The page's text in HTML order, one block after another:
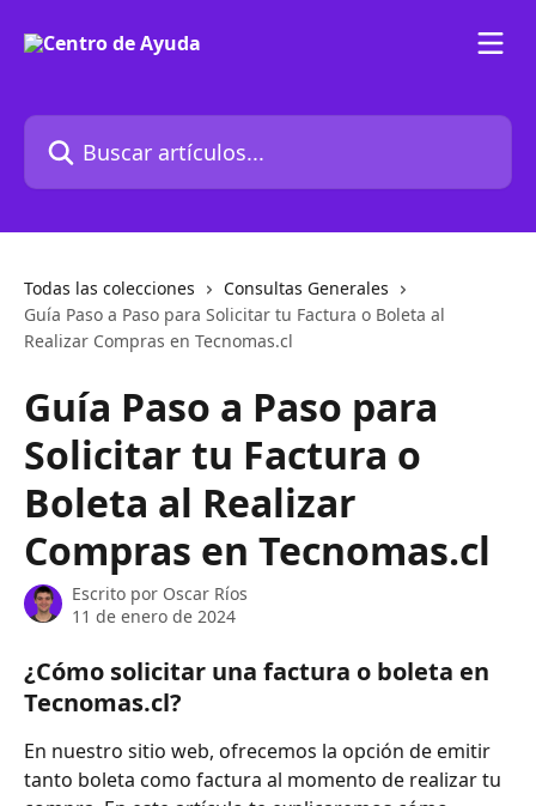
Buscar artículos...
Todas las colecciones
Consultas Generales
Guía Paso a Paso para Solicitar tu Factura o Boleta al
Realizar Compras en Tecnomas.cl
Guía Paso a Paso para
Solicitar tu Factura o
Boleta al Realizar
Compras en Tecnomas.cl
Escrito por Oscar Ríos
11 de enero de 2024
¿Cómo solicitar una factura o boleta en
Tecnomas.cl?
En nuestro sitio web, ofrecemos la opción de emitir
tanto boleta como factura al momento de realizar tu